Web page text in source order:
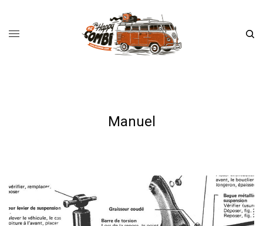
Manuel